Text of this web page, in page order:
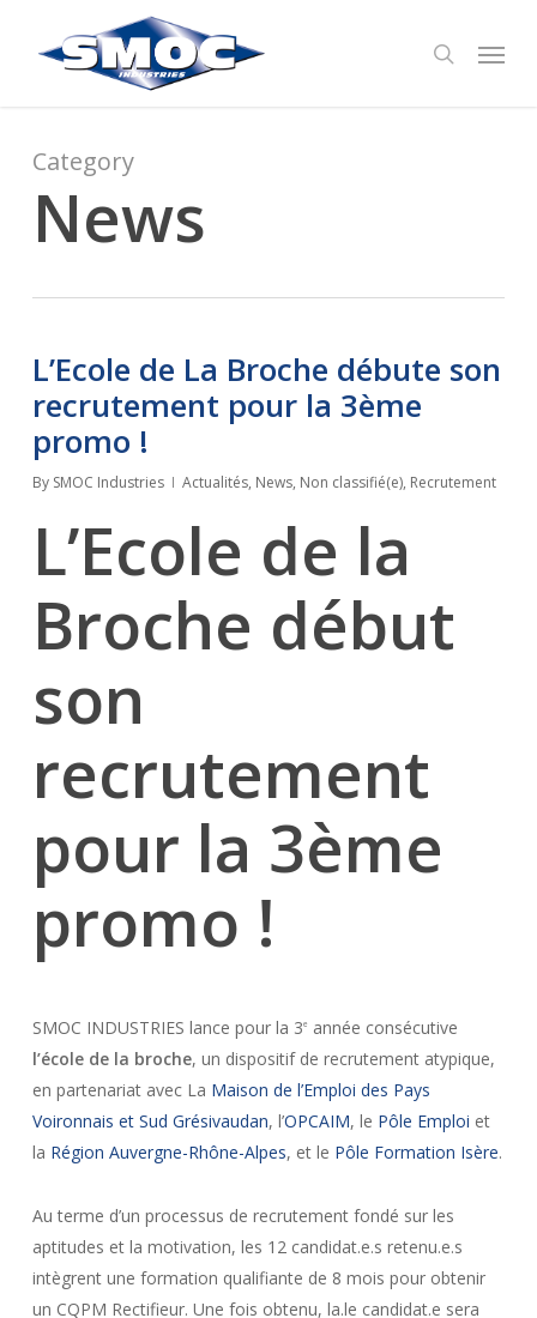
search
Menu
Category
News
L’Ecole de La Broche débute son
recrutement pour la 3ème
promo !
By SMOC Industries Actualités, News, Non classifié(e), Recrutement
L’Ecole de la
Broche début
son
recrutement
pour la 3ème
promo !
SMOC INDUSTRIES lance pour la 3e
année consécutive
l’école de la broche, un dispositif de recrutement atypique,
en partenariat avec La Maison de l’Emploi des Pays
Voironnais et Sud Grésivaudan, l’OPCAIM, le Pôle Emploi et
la Région Auvergne-Rhône-Alpes, et le Pôle Formation Isère.
Au terme d’un processus de recrutement fondé sur les
aptitudes et la motivation, les 12 candidat.e.s retenu.e.s
intègrent une formation qualifiante de 8 mois pour obtenir
un CQPM Rectifieur. Une fois obtenu, la.le candidat.e sera